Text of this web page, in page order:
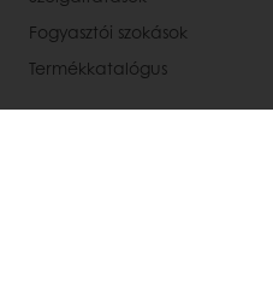
Fogyasztói szokások
Termékkatalógus